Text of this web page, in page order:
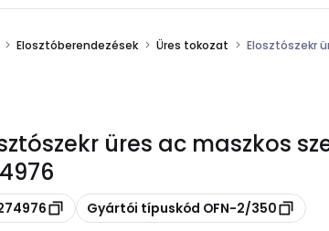
Elosztóberendezések Üres tokozat Elosztószekr
üres ac maszkos
Másolás
Gyártói típuskód OFN-2/350